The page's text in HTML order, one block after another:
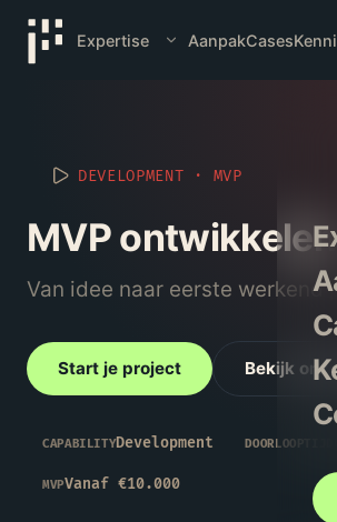
Expertise AanpakCases
DEVELOPMENT · MVP
MVP ontwikkelen
Van idee naar eerste werkend
Start je project Bekijk
CAPABILITYDevelopment DOORLOOPTIJD
MVPVanaf €10.000